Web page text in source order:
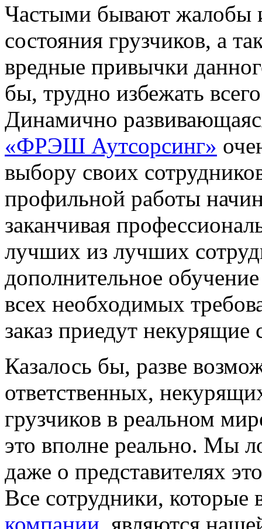
Частыми бывают жалобы
состояния грузчиков, а
вредные привычки
бы, трудно избежать
Динамично
«ФРЭШ Аутсорсинг»
выбору своих
профильной работы
заканчивая
лучших из лучших
дополнительное
всех необходимых
заказ приедут
Казалось бы, разве
ответственных,
грузчиков в реальном
это вполне реально. Мы
даже о представителях
Все сотрудники, которые
компании , являются